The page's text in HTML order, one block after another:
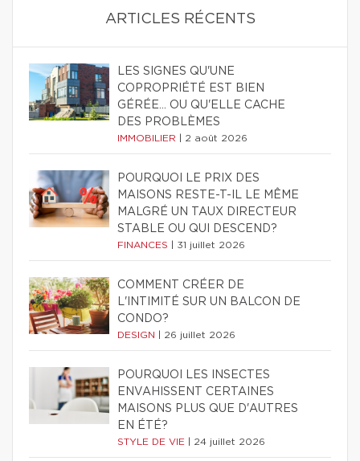
ARTICLES RÉCENTS
LES SIGNES QU'UNE
COPROPRIÉTÉ EST BIEN
GÉRÉE… OU QU'ELLE CACHE
DES PROBLÈMES
IMMOBILIER 2 août 2026
POURQUOI LE PRIX DES
MAISONS RESTE-T-IL LE MÊME
MALGRÉ UN TAUX DIRECTEUR
STABLE OU QUI DESCEND?
FINANCES 31 juillet 2026
COMMENT CRÉER DE
L'INTIMITÉ SUR UN BALCON DE
CONDO?
DESIGN 26 juillet 2026
POURQUOI LES INSECTES
ENVAHISSENT CERTAINES
MAISONS PLUS QUE D'AUTRES
EN ÉTÉ?
STYLE DE VIE 24 juillet 2026